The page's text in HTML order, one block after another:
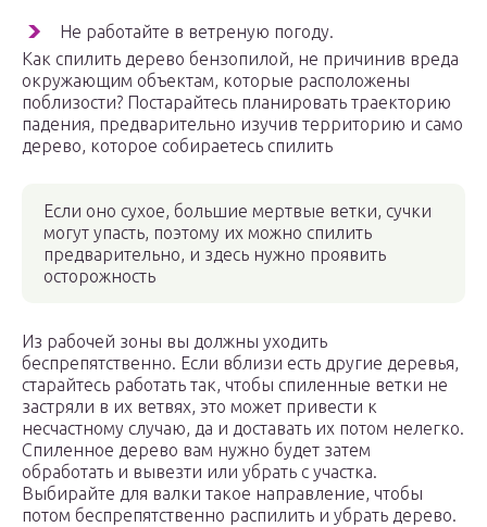
Не работайте в ветреную погоду.
Как спилить дерево бензопилой, не причинив вреда
окружающим объектам, которые расположены
поблизости? Постарайтесь планировать траекторию
падения, предварительно изучив территорию и само
дерево, которое собираетесь спилить
Если оно сухое, большие мертвые ветки, сучки
могут упасть, поэтому их можно спилить
предварительно, и здесь нужно проявить
осторожность
Из рабочей зоны вы должны уходить
беспрепятственно. Если вблизи есть другие деревья,
старайтесь работать так, чтобы спиленные ветки не
застряли в их ветвях, это может привести к
несчастному случаю, да и доставать их потом нелегко.
Спиленное дерево вам нужно будет затем
обработать и вывезти или убрать с участка.
Выбирайте для валки такое направление, чтобы
потом беспрепятственно распилить и убрать дерево.